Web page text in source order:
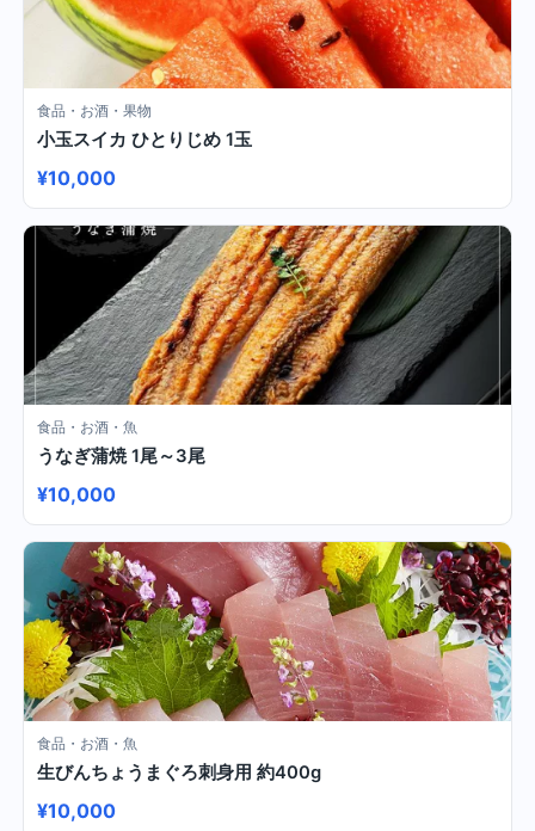
食品・お酒・果物
小玉スイカ ひとりじめ 1玉
¥10,000
食品・お酒・魚
うなぎ蒲焼 1尾～3尾
¥10,000
食品・お酒・魚
生びんちょうまぐろ刺身用 約400g
¥10,000